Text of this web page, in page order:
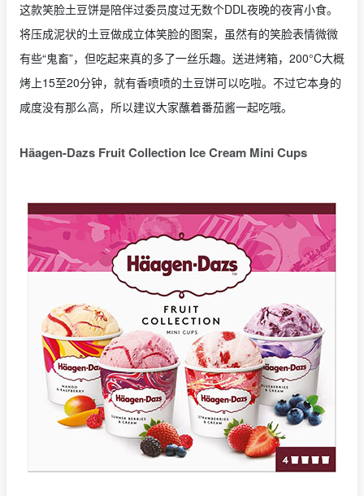
这款笑脸土豆饼是陪伴过委员度过无数个DDL夜晚的夜宵小食。
将压成泥状的土豆做成立体笑脸的图案，虽然有的笑脸表情微微
有些“鬼畜”，但吃起来真的多了一丝乐趣。送进烤箱，200°C大概
烤上15至20分钟，就有香喷喷的土豆饼可以吃啦。不过它本身的
咸度没有那么高，所以建议大家蘸着番茄酱一起吃哦。
Häagen-Dazs Fruit Collection Ice Cream Mini Cups